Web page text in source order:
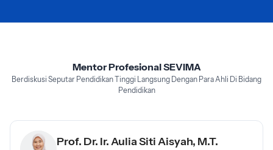
Mentor Profesional SEVIMA
Berdiskusi Seputar Pendidikan Tinggi Langsung Dengan Para Ahli Di Bidang
Pendidikan
Prof. Dr. Ir. Aulia Siti Aisyah, M.T.